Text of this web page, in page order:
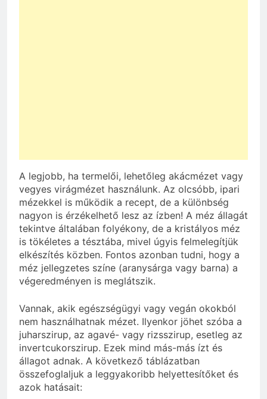
A legjobb, ha termelői, lehetőleg akácmézet vagy
vegyes virágmézet használunk. Az olcsóbb, ipari
mézekkel is működik a recept, de a különbség
nagyon is érzékelhető lesz az ízben! A méz állagát
tekintve általában folyékony, de a kristályos méz
is tökéletes a tésztába, mivel úgyis felmelegítjük
elkészítés közben. Fontos azonban tudni, hogy a
méz jellegzetes színe (aranysárga vagy barna) a
végeredményen is meglátszik.
Vannak, akik egészségügyi vagy vegán okokból
nem használhatnak mézet. Ilyenkor jöhet szóba a
juharszirup, az agavé- vagy rizsszirup, esetleg az
invertcukorszirup. Ezek mind más-más ízt és
állagot adnak. A következő táblázatban
összefoglaljuk a leggyakoribb helyettesítőket és
azok hatásait: